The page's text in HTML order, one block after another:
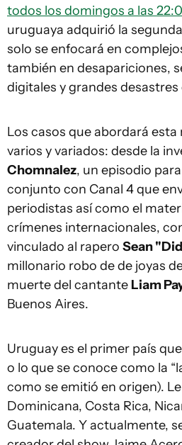
todos los domingos a las
uruguaya adquirió la
solo se enfocará en
también en desapariciones,
digitales y grandes
Los casos que abordará
varios y variados: desde la
Chomnalez, un episodio
conjunto con Canal 4 que
periodistas así como el
crímenes internacionales,
vinculado al rapero Sean
millonario robo de de joyas
muerte del cantante Liam
Buenos Aires.
Uruguay es el primer país
o lo que se conoce como la
como se emitió en origen).
Dominicana, Costa Rica,
Guatemala. Y actualmente,